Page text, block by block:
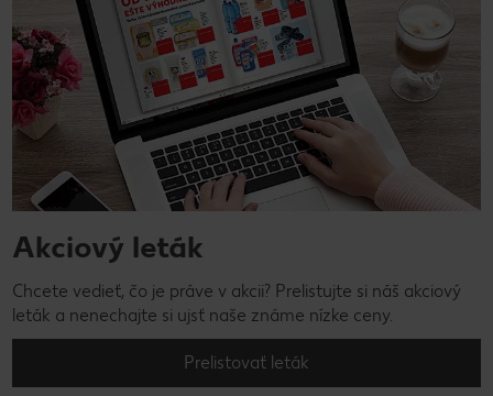
Akciový leták
Chcete vedieť, čo je práve v akcii? Prelistujte si náš akciový
leták a nenechajte si ujsť naše známe nízke ceny.
Prelistovať leták